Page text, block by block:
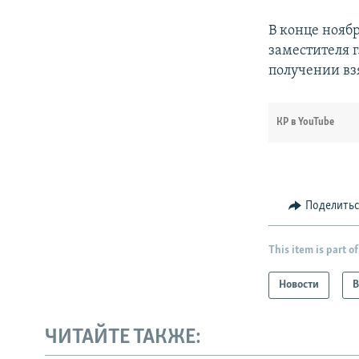
В конце
заместителя
получении
КР в YouTube
This item is part of
Новости
ЧИТАЙТЕ ТАКЖЕ: